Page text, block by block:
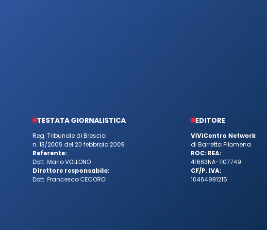
TESTATA GIORNALISTICA
Reg. Tribunale di Brescia
n. 13/2009 del 20 febbraio 2009
Referente:
Dott. Mario VOLLONO
Direttore responsabile:
Dott. Francesco CECORO
EDITORE
ViViCentro Network
di Barretta Filomena
ROC:
41663
REA:
NA-1107749
CF/P. IVA:
10464981215